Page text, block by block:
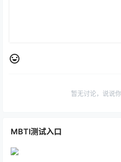
暂无讨论，说说
MBTI测试入口